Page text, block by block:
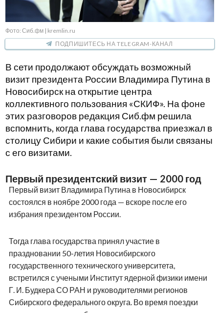
Фото: Сиб.фм | kremlin.ru
ПОДПИШИТЕСЬ НА TELEGRAM-КАНАЛ
В сети продолжают обсуждать возможный
визит президента России Владимира Путина в
Новосибирск на открытие центра
коллективного пользования «СКИФ». На фоне
этих разговоров редакция Сиб.фм решила
вспомнить, когда глава государства приезжал в
столицу Сибири и какие события были связаны
с его визитами.
Первый президентский визит — 2000 год
Первый визит Владимира Путина в Новосибирск
состоялся в ноябре 2000 года — вскоре после его
избрания президентом России.
Тогда глава государства принял участие в
праздновании 50-летия Новосибирского
государственного технического университета,
встретился с учеными Институт ядерной физики имени
Г. И. Будкера СО РАН и руководителями регионов
Сибирского федерального округа. Во время поездки